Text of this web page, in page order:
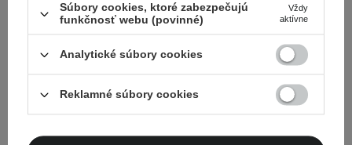
Súbory cookies, ktoré zabezpečujú
funkčnosť webu (povinné)
Vždy
aktívne
Analytické súbory cookies
Reklamné súbory cookies